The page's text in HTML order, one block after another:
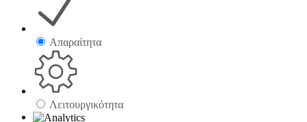
Απαραίτητα
Λειτουργικότητα